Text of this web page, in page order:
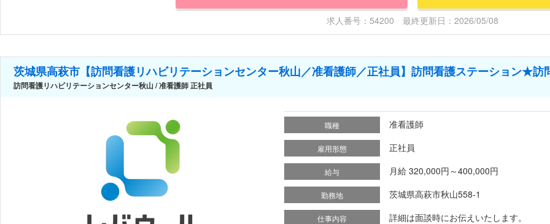
求人番号：54200 最終更新日：2026/05/08
茨城県高萩市【訪問看護リハビリテーションセンター秋山／准看護師／正社員】訪問看護ステーション★訪
訪問看護リハビリテーションセンター秋山 / 准看護師 正社員
職種 准看護師
雇用形態 正社員
給与 月給 320,000円～400,000円
勤務地 茨城県高萩市秋山558-1
仕事内容 詳細は面談時にお伝えいたします。